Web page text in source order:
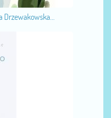
Drzewakowska...